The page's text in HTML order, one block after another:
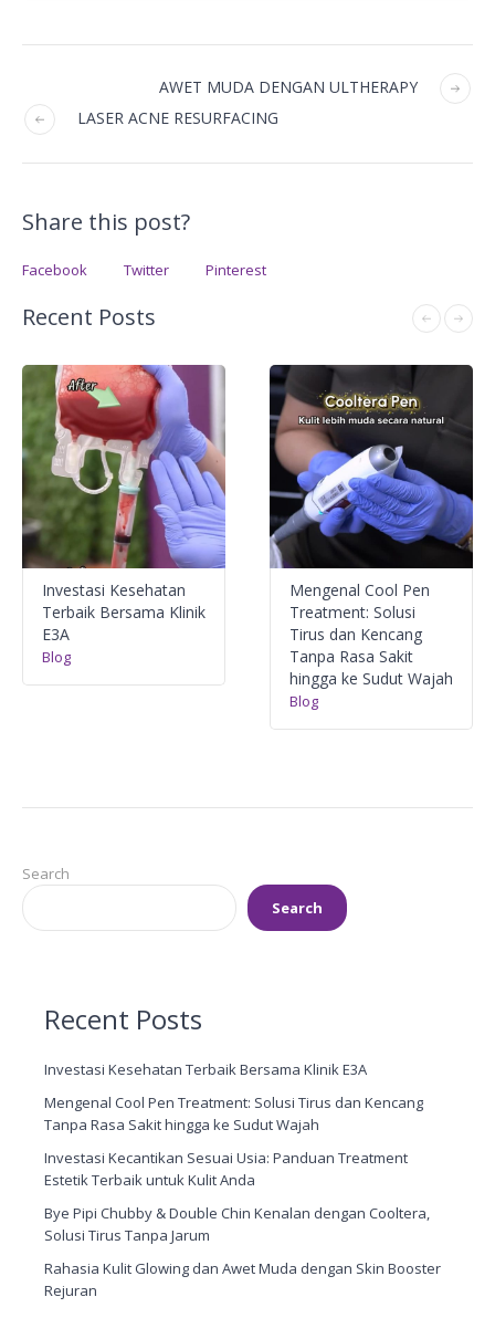
AWET MUDA DENGAN ULTHERAPY
LASER ACNE RESURFACING
Share this post?
Facebook Twitter Pinterest
Recent Posts
Investasi Kesehatan
Terbaik Bersama Klinik
E3A
Blog
Mengenal Cool Pen
Treatment: Solusi
Tirus dan Kencang
Tanpa Rasa Sakit
hingga ke Sudut Wajah
Blog
Search
Search
Recent Posts
Investasi Kesehatan Terbaik Bersama Klinik E3A
Mengenal Cool Pen Treatment: Solusi Tirus dan Kencang
Tanpa Rasa Sakit hingga ke Sudut Wajah
Investasi Kecantikan Sesuai Usia: Panduan Treatment
Estetik Terbaik untuk Kulit Anda
Bye Pipi Chubby & Double Chin Kenalan dengan Cooltera,
Solusi Tirus Tanpa Jarum
Rahasia Kulit Glowing dan Awet Muda dengan Skin Booster
Rejuran